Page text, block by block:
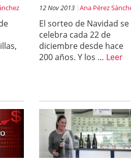
24 de noviembre de 2025
tu herencia también es una
21 de noviembre de 2025
cuesta un software punto de venta?
12 Nov 2013 Ana Pérez
El sorteo de Navidad se
celebra cada 22 de
diciembre desde hace
200 años. Y los … Leer